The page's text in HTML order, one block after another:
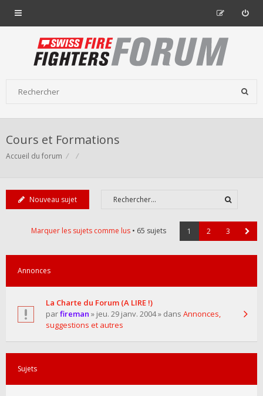
Cours et Formations
Accueil du forum
Nouveau sujet
Marquer les sujets comme lus • 65 sujets 1 2 3
Annonces
La Charte du Forum (A LIRE !)
parfireman » jeu. 29 janv. 2004 » dans Annonces,
suggestions et autres
Sujets